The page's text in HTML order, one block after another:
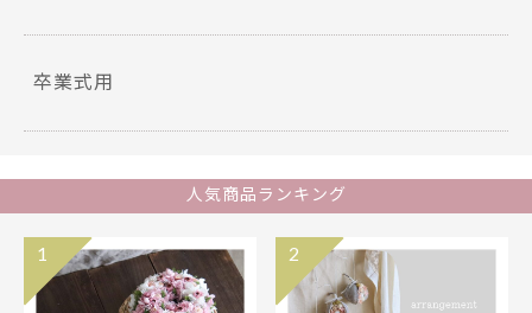
卒業式用
人気商品ランキング
1 2